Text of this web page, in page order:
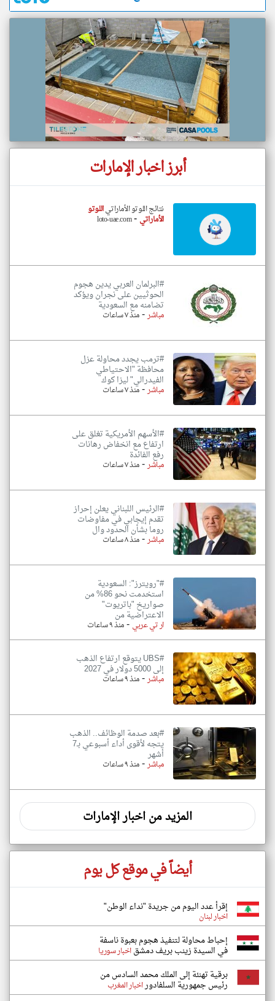
أبرز اخبار الإمارات
نتائج اللوتو الأماراتياللوتو
الأماراتي-
loto-uae.com
#البرلمان العربي يدين هجوم
الحوثيين على نجران ويؤكد
تضامنه مع السعودية
مباشر-منذ ٧ ساعات
#ترمب يجدد محاولة عزل
محافظة "الاحتياطي
الفيدرالي" ليزا كوك
مباشر-منذ ٧ ساعات
#الأسهم الأمريكية تغلق على
ارتفاع مع انخفاض رهانات
رفع الفائدة
مباشر-منذ ٧ ساعات
#الرئيس اللبناني يعلن إحراز
تقدم إيجابي في مفاوضات
روما بشأن الحدود وال
مباشر-منذ ٨ ساعات
#"رويترز": السعودية
استخدمت نحو 86% من
صواريخ "باتريوت"
الاعتراضية من
ار تي عربي-منذ ٩ ساعات
#UBS يتوقع ارتفاع الذهب
إلى 5000 دولار في 2027
مباشر-منذ ٩ ساعات
#بعد صدمة الوظائف.. الذهب
يتجه لأقوى أداء أسبوعي بـ7
أشهر
مباشر-منذ ٩ ساعات
المزيد من اخبار الإمارات
أيضاً في موقع كل يوم
إقرأ عدد اليوم من جريدة "نداء الوطن"
اخبار لبنان
إحباط محاولة لتنفيذ هجوم بعبوة ناسفة
في السيدة زينب بريف دمشقاخبار سوريا
برقية تهنئة إلى الملك محمد السادس من
رئيس جمهورية السلفادوراخبار المغرب